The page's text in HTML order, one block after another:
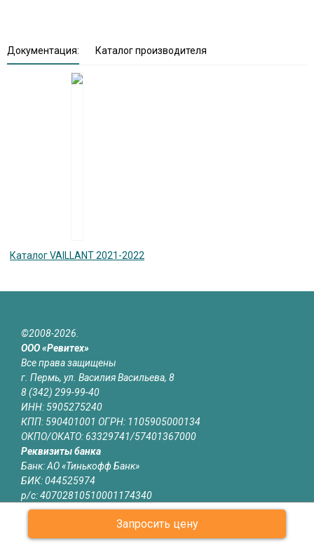
Запросить цену
Документация: Каталог производителя
Каталог VAILLANT 2021-2022
©2008-2026.
ООО «Ревитех»
Все права защищены
г. Пермь, ул. Василия Васильева, 8
8 (342) 299-99-40
ИНН: 5905275240
КПП: 590401001 ОГРН: 1105905000134
ОКПО/ОКАТО: 63329741/57401367000
Реквизиты банка
Банк: АО «Тинькофф Банк»
БИК: 044525974
р/с: 40702810510001174340
к/с: 30101810145250000974
Юридическая информация
Информация на сайте revitech.ru не является публичной